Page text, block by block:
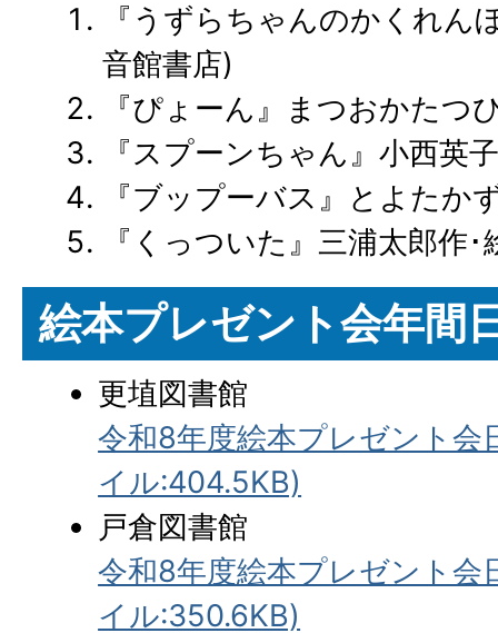
『うずらちゃんのかくれん
音館書店)
『ぴょーん』まつおかたつ
『スプーンちゃん』小西英
『ブップーバス』とよたか
『くっついた』三浦太郎作
絵本プレゼント会年間
更埴図書館
令和8年度絵本プレゼント会
イル:404.5KB)
戸倉図書館
令和8年度絵本プレゼント会
イル:350.6KB)